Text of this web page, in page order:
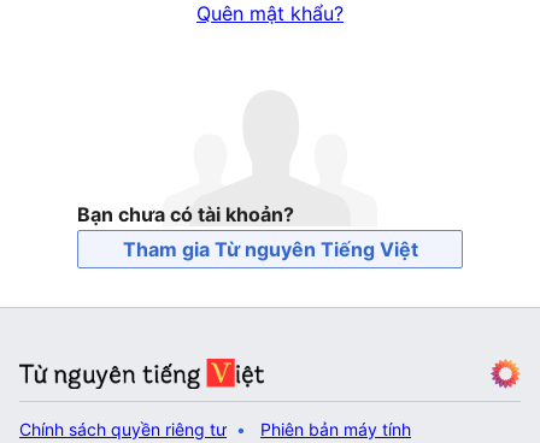
Quên mật khẩu?
Bạn chưa có tài khoản?
Tham gia Từ nguyên Tiếng Việt
Chính sách quyền riêng tư Phiên bản máy tính